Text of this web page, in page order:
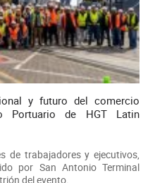
y futuro del comercio
Portuario de HGT Latin
de trabajadores y ejecutivos,
por San Antonio Terminal
del evento.